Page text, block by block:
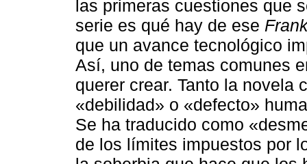
las primeras cuestiones que
serie es qué hay de ese
que un avance tecnológico
Así, uno de temas comunes
querer crear. Tanto la novela
«debilidad» o «defecto»
Se ha traducido como
de los límites impuestos por